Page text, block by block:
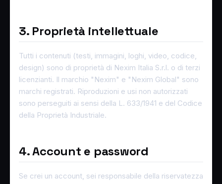
3. Proprietà intellettuale
Tutti i contenuti (testi, immagini, loghi, video, codice,
design) sono di proprietà di Nexim Italia S.r.l. o di terzi
licenzianti. Il marchio "Nexim" e "Nexim Global" sono
marchi registrati. Riproduzioni e usi non autorizzati
sono perseguiti ai sensi della L. 633/1941 e del Codice
della Proprietà Industriale.
4. Account e password
Se crei un account, sei responsabile della riservatezza